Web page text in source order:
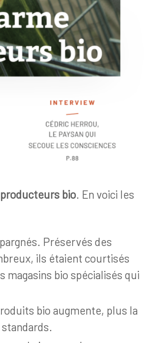
producteurs bio. En voici les
Préservés des
ils étaient courtisés
bio spécialisés qui
bio augmente, plus la